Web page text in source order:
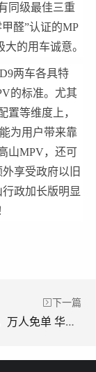
同级最佳三重
醛”认证的MP
的用车诚意。
两车各具特
的标准。尤其
置等维度上，
为用户带来靠
山MPV，还可
享受政府以旧
政加长版明显
下一篇
宋韵婚宴，万人免单 华莱士七夕推出《白蛇·浮生》联名活动